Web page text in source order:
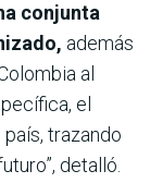
conjunta
además
al
el
trazando
detalló.